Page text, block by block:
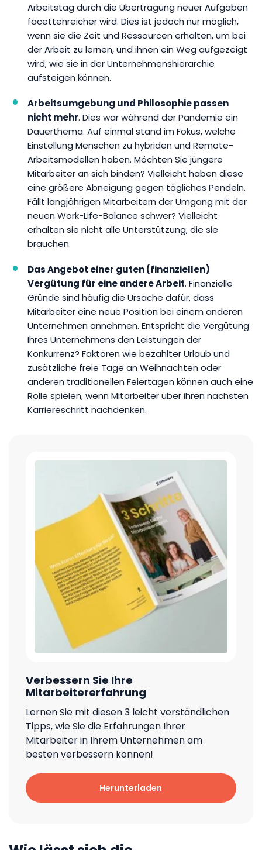
Arbeitstag durch die Übertragung neuer Aufgaben
facettenreicher wird. Dies ist jedoch nur möglich,
wenn sie die Zeit und Ressourcen erhalten, um bei
der Arbeit zu lernen, und ihnen ein Weg aufgezeigt
wird, wie sie in der Unternehmenshierarchie
aufsteigen können.
Arbeitsumgebung und Philosophie passen
nicht mehr. Dies war während der Pandemie ein
Dauerthema. Auf einmal stand im Fokus, welche
Einstellung Menschen zu hybriden und Remote-
Arbeitsmodellen haben. Möchten Sie jüngere
Mitarbeiter an sich binden? Vielleicht haben diese
eine größere Abneigung gegen tägliches Pendeln.
Fällt langjährigen Mitarbeitern der Umgang mit der
neuen Work-Life-Balance schwer? Vielleicht
erhalten sie nicht alle Unterstützung, die sie
brauchen.
Das Angebot einer guten (finanziellen)
Vergütung für eine andere Arbeit. Finanzielle
Gründe sind häufig die Ursache dafür, dass
Mitarbeiter eine neue Position bei einem anderen
Unternehmen annehmen. Entspricht die Vergütung
Ihres Unternehmens den Leistungen der
Konkurrenz? Faktoren wie bezahlter Urlaub und
zusätzliche freie Tage an Weihnachten oder
anderen traditionellen Feiertagen können auch eine
Rolle spielen, wenn Mitarbeiter über ihren nächsten
Karriereschritt nachdenken.
Verbessern Sie Ihre
Mitarbeitererfahrung
Lernen Sie mit diesen 3 leicht verständlichen
Tipps, wie Sie die Erfahrungen Ihrer
Mitarbeiter in Ihrem Unternehmen am
besten verbessern können!
Herunterladen